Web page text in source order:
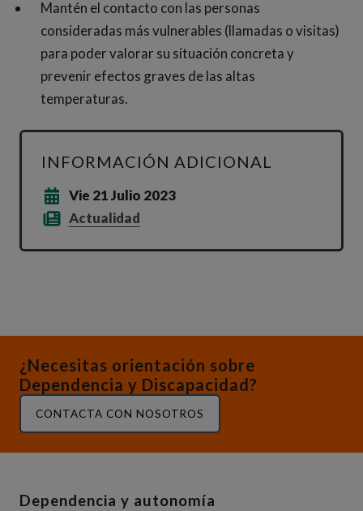
Mantén el contacto con las personas
consideradas más vulnerables (llamadas o visitas)
para poder valorar su situación concreta y
prevenir efectos graves de las altas
temperaturas.
INFORMACIÓN ADICIONAL
Vie 21 Julio 2023
Actualidad
¿Necesitas orientación sobre
Dependencia y Discapacidad?
CONTACTA CON NOSOTROS
Dependencia y autonomía